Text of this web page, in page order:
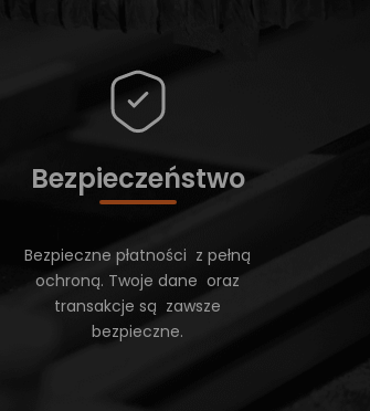
Bezpieczeństwo
Bezpieczne płatności z pełną
ochroną. Twoje dane oraz
transakcje są zawsze
bezpieczne.